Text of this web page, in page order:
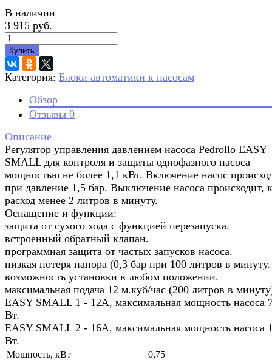
В наличии
3 915 руб.
Купить
Категория: Блоки автоматики к насосам
Обзор
Отзывы 0
Описание
Регулятор управления давлением насоса Pedrollo EASY
SMALL для контроля и защиты однофазного насоса
мощностью не более 1,1 кВт. Включение насос
при давление 1,5 бар. Выключение насоса происходит,
расход менее 2 литров в минуту.
Оснащение и функции:
защита от сухого хода с функцией перезапуска.
встроенный обратный клапан.
программная защита от частых запусков насоса.
низкая потеря напора (0,3 бар при 100 литров в минуту.
возможность установки в любом положении.
максимальная подача 12 м.куб/час (200 литров в
EASY SMALL 1 - 12А, максимальная мощность насоса
Вт.
EASY SMALL 2 - 16А, максимальная мощность насоса
Вт.
Мощность, кВт
0,75